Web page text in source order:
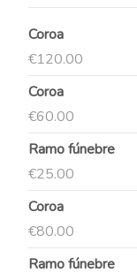
Coroa
€120.00
Coroa
€60.00
Ramo fúnebre
€25.00
Coroa
€80.00
Ramo fúnebre